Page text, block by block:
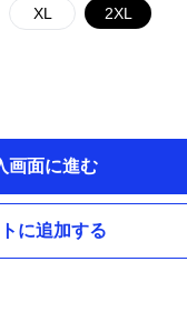
XL 2XL
画面に進む
に追加する